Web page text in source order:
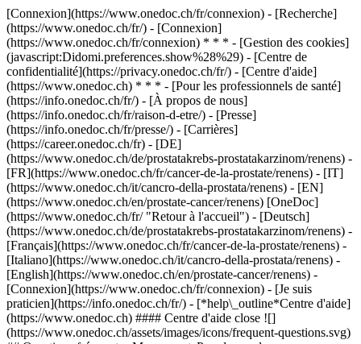
[Connexion](https://www.onedoc.ch/fr/connexion) - [Recherche]
(https://www.onedoc.ch/fr/) - [Connexion]
(https://www.onedoc.ch/fr/connexion) * * * - [Gestion des cookies]
(javascript:Didomi.preferences.show%28%29) - [Centre de
confidentialité](https://privacy.onedoc.ch/fr/) - [Centre d'aide]
(https://www.onedoc.ch) * * * - [Pour les professionnels de santé]
(https://info.onedoc.ch/fr/) - [À propos de nous]
(https://info.onedoc.ch/fr/raison-d-etre/) - [Presse]
(https://info.onedoc.ch/fr/presse/) - [Carrières]
(https://career.onedoc.ch/fr) - [DE]
(https://www.onedoc.ch/de/prostatakrebs-prostatakarzinom/renens) -
[FR](https://www.onedoc.ch/fr/cancer-de-la-prostate/renens) - [IT]
(https://www.onedoc.ch/it/cancro-della-prostata/renens) - [EN]
(https://www.onedoc.ch/en/prostate-cancer/renens) [OneDoc]
(https://www.onedoc.ch/fr/ "Retour à l'accueil") - [Deutsch]
(https://www.onedoc.ch/de/prostatakrebs-prostatakarzinom/renens) -
[Français](https://www.onedoc.ch/fr/cancer-de-la-prostate/renens) -
[Italiano](https://www.onedoc.ch/it/cancro-della-prostata/renens) -
[English](https://www.onedoc.ch/en/prostate-cancer/renens) -
[Connexion](https://www.onedoc.ch/fr/connexion) - [Je suis
praticien](https://info.onedoc.ch/fr/) - [*help\_outline*Centre d'aide]
(https://www.onedoc.ch) #### Centre d'aide close ![]
(https://www.onedoc.ch/assets/images/icons/frequent-questions.svg)